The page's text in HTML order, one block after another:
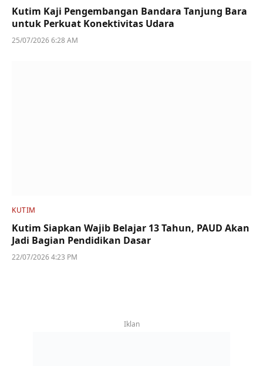
Kutim Kaji Pengembangan Bandara Tanjung Bara
untuk Perkuat Konektivitas Udara
25/07/2026 6:28 AM
KUTIM
Kutim Siapkan Wajib Belajar 13 Tahun, PAUD Akan
Jadi Bagian Pendidikan Dasar
22/07/2026 4:23 PM
Iklan